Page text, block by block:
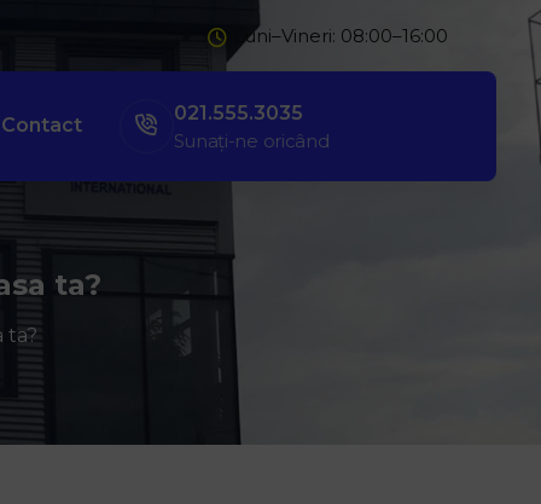
Luni–Vineri: 08:00–16:00
Contact
Sunați-ne oricând
021.555.3035
ta?
ta?